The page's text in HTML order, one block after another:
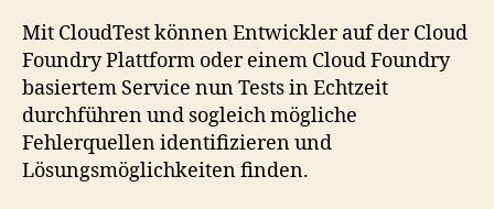
Mit CloudTest können Entwickler auf der Cloud
Foundry Plattform oder einem Cloud Foundry
basiertem Service nun Tests in Echtzeit
durchführen und sogleich mögliche
Fehlerquellen identifizieren und
Lösungsmöglichkeiten finden.